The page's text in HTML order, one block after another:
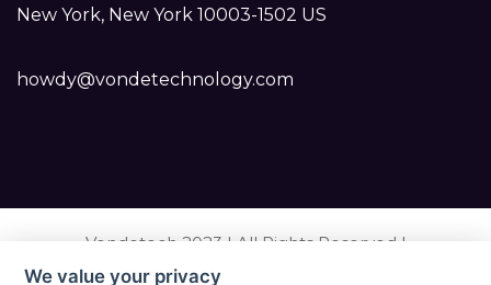
New York, New York 10003-1502 US
howdy@vondetechnology.com
Vondetech 2023 | All Rights Reserved |
Integritetspolicy för Vonde Pro-appen
We value your privacy